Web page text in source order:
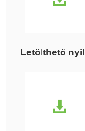
Letölthető